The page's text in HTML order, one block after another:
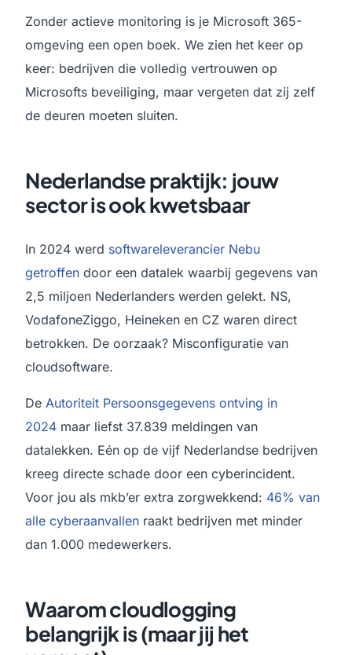
Zonder actieve monitoring is je Microsoft 365-
omgeving een open boek. We zien het keer op
keer: bedrijven die volledig vertrouwen op
Microsofts beveiliging, maar vergeten dat zij zelf
de deuren moeten sluiten.
Nederlandse praktijk: jouw
sector is ook kwetsbaar
In 2024 werd softwareleverancier Nebu
getroffen door een datalek waarbij gegevens van
2,5 miljoen Nederlanders werden gelekt. NS,
VodafoneZiggo, Heineken en CZ waren direct
betrokken. De oorzaak? Misconfiguratie van
cloudsoftware.
DeAutoriteit Persoonsgegevens ontving in
2024 maar liefst 37.839 meldingen van
datalekken. Eén op de vijf Nederlandse bedrijven
kreeg directe schade door een cyberincident.
Voor jou als mkb’er extra zorgwekkend: 46% van
alle cyberaanvallen raakt bedrijven met minder
dan 1.000 medewerkers.
Waarom cloudlogging
belangrijk is (maar jij het